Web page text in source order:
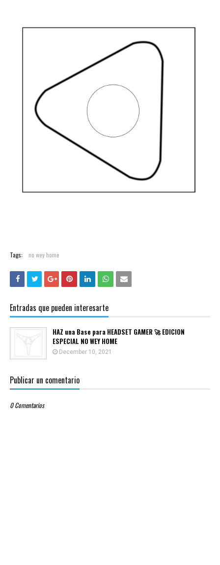
Tags: no wey home
Entradas que pueden interesarte
HAZ una Base para HEADSET GAMER 🚀 EDICION
ESPECIAL NO WEY HOME
December 10, 2021
Publicar un comentario
0 Comentarios